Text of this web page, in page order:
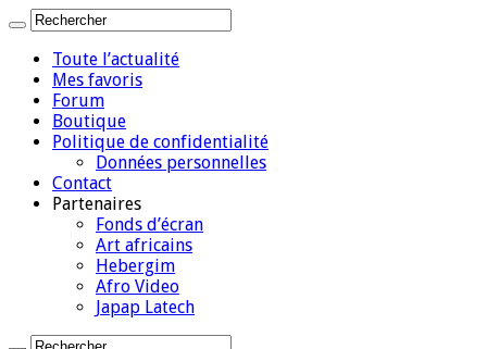
Toute l’actualité
Mes favoris
Forum
Boutique
Politique de confidentialité
Données personnelles
Contact
Partenaires
Fonds d’écran
Art africains
Hebergim
Afro Video
Japap Latech